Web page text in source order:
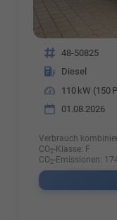
Fahrzeugnr. 48-50825
Kraftstoff
Diesel
Leistung
110 kW (150
01.08.2026
Verbrauch
CO2-Klasse: F
CO2-Emissionen: